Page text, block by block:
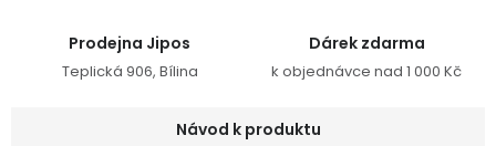
Podmínky ochrany osobních údajů
Prodejna Jipos
Teplická 906, Bílina
Dárek zdarma
k objednávce nad 1 000 Kč
Návod k produktu